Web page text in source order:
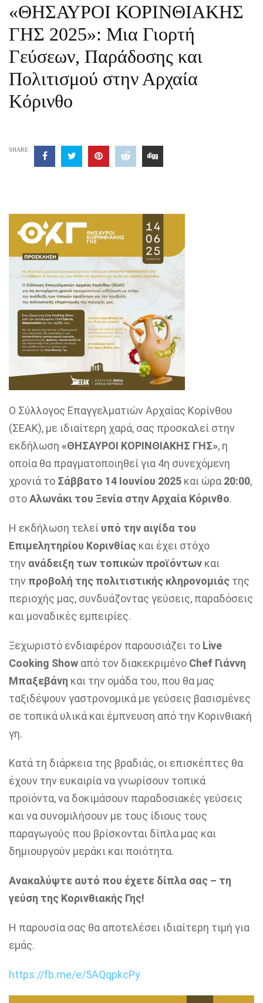
«ΘΗΣΑΥΡΟΙ ΚΟΡΙΝΘΙΑΚΗΣ
ΓΗΣ 2025»: Μια Γιορτή
Γεύσεων, Παράδοσης και
Πολιτισμού στην Αρχαία
Κόρινθο
SHARE
Ο Σύλλογος Επαγγελματιών Αρχαίας Κορίνθου
(ΣΕΑΚ), με ιδιαίτερη χαρά, σας προσκαλεί στην
εκδήλωση «ΘΗΣΑΥΡΟΙ ΚΟΡΙΝΘΙΑΚΗΣ ΓΗΣ», η
οποία θα πραγματοποιηθεί για 4η συνεχόμενη
χρονιά το Σάββατο 14 Ιουνίου 2025 και ώρα 20:00,
στοΑλωνάκι του Ξενία στην Αρχαία Κόρινθο.
Η εκδήλωση τελεί υπό την αιγίδα του
Επιμελητηρίου Κορινθίας και έχει στόχο
την ανάδειξη των τοπικών προϊόντων και
την προβολή της πολιτιστικής κληρονομιάς της
περιοχής μας, συνδυάζοντας γεύσεις, παραδόσεις
και μοναδικές εμπειρίες.
Ξεχωριστό ενδιαφέρον παρουσιάζει το Live
Cooking Show από τον διακεκριμένο Chef Γιάννη
Μπαξεβάνη και την ομάδα του, που θα μας
ταξιδέψουν γαστρονομικά με γεύσεις βασισμένες
σε τοπικά υλικά και έμπνευση από την Κορινθιακή
γη.
Κατά τη διάρκεια της βραδιάς, οι επισκέπτες θα
έχουν την ευκαιρία να γνωρίσουν τοπικά
προϊόντα, να δοκιμάσουν παραδοσιακές γεύσεις
και να συνομιλήσουν με τους ίδιους τους
παραγωγούς που βρίσκονται δίπλα μας και
δημιουργούν μεράκι και ποιότητα.
Ανακαλύψτε αυτό που έχετε δίπλα σας – τη
γεύση της Κορινθιακής Γης!
Η παρουσία σας θα αποτελέσει ιδιαίτερη τιμή για
εμάς.
https://fb.me/e/5AQqpkcPy